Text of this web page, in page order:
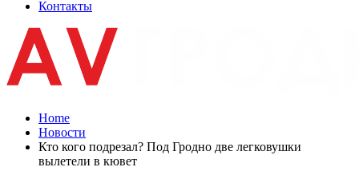
Контакты
Home
Новости
Кто кого подрезал? Под Гродно две легковушки
вылетели в кювет